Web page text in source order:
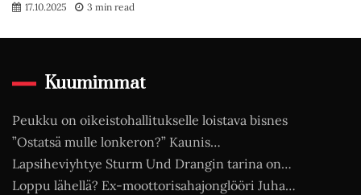
17.10.2025 3 min read
Kuumimmat
Peukku on oikeistohallitukselle loistava bisnes
”Ostatsä mulle lonkeron?” Kaunis…
Lapsiheviyhtye Sturm Und Drangin tarina on…
Loppu lähellä? Ex-moottorisahajonglööri Juha…